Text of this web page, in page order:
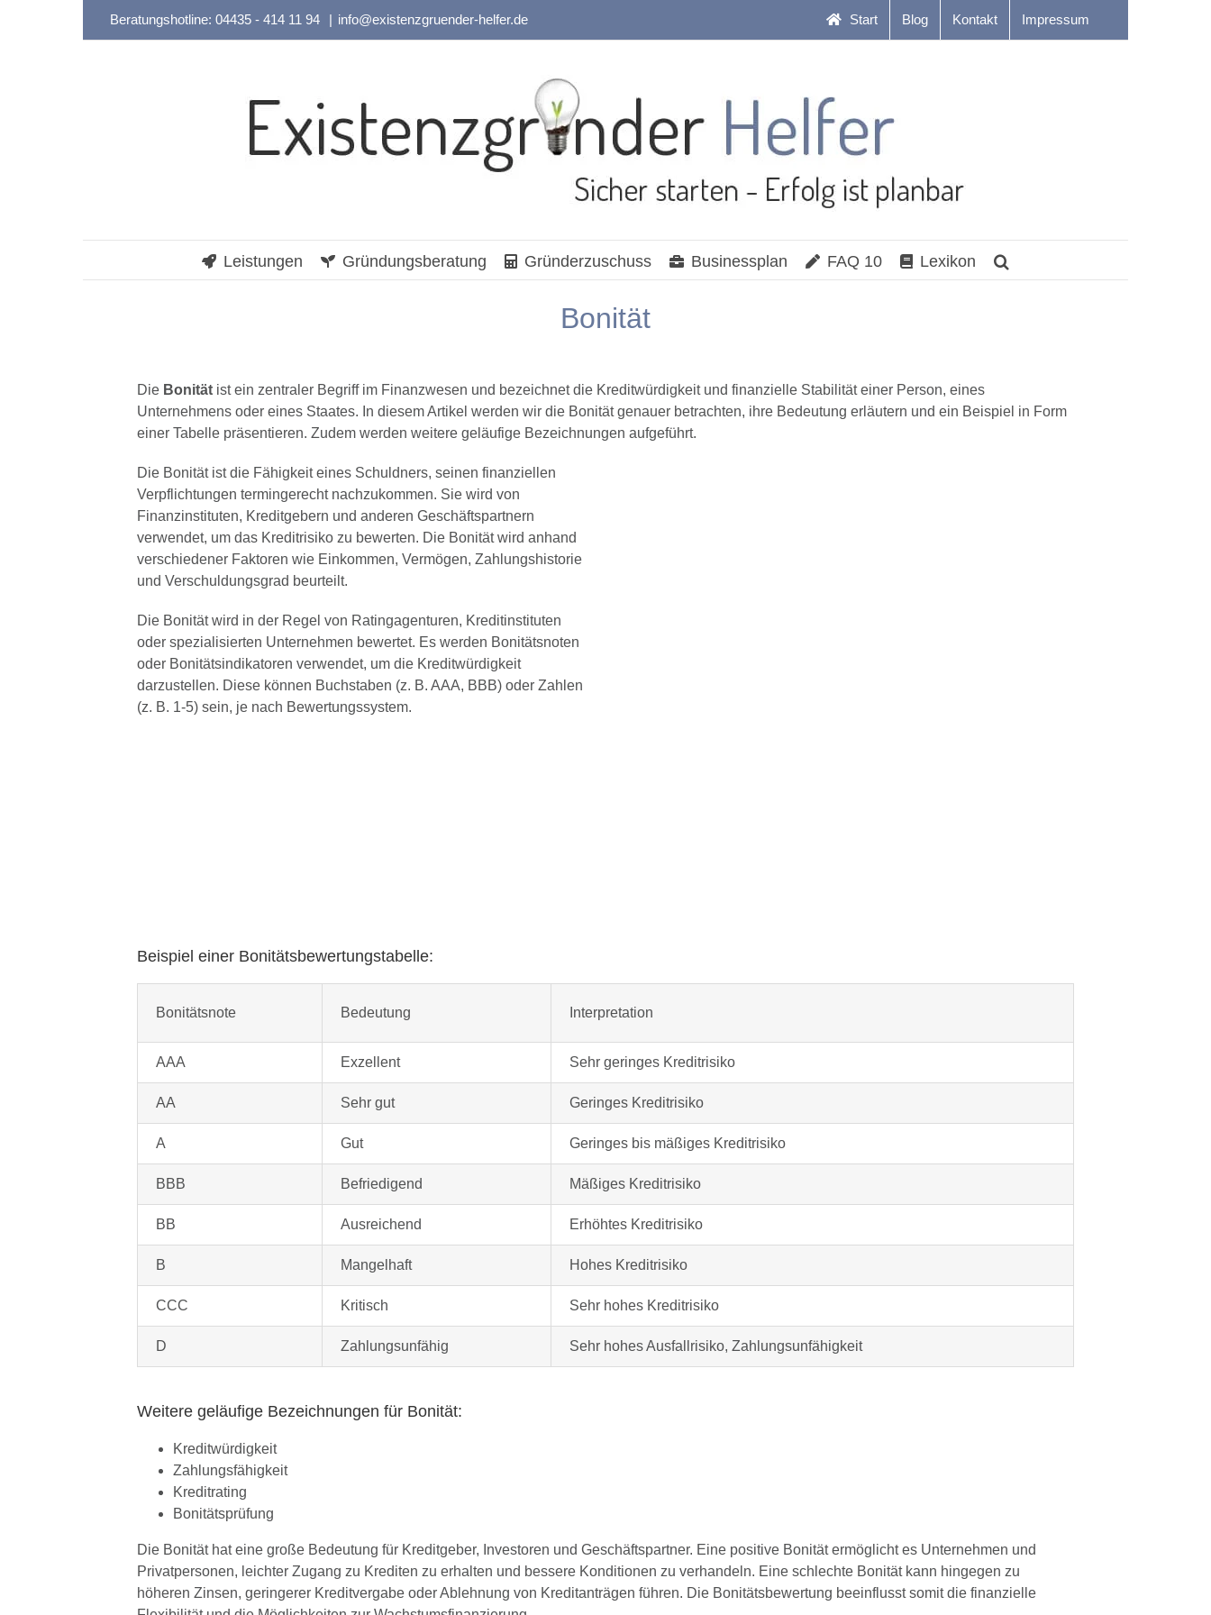
Beratungshotline: 04435 - 414 11 94 | info@existenzgruender-helfer.de Start Blog Kontakt Impressum
Leistungen Gründungsberatung Gründerzuschuss Businessplan FAQ 10 Lexikon
Bonität
Die Bonitätist ein zentraler Begriff im Finanzwesen und bezeichnet die Kreditwürdigkeit und finanzielle Stabilität einer Person, eines
Unternehmens oder eines Staates. In diesem Artikel werden wir die Bonität genauer betrachten, ihre Bedeutung erläutern und ein Beispiel in Form
einer Tabelle präsentieren. Zudem werden weitere geläufige Bezeichnungen aufgeführt.
Die Bonität ist die Fähigkeit eines Schuldners, seinen finanziellen
Verpflichtungen termingerecht nachzukommen. Sie wird von
Finanzinstituten, Kreditgebern und anderen Geschäftspartnern
verwendet, um das Kreditrisiko zu bewerten. Die Bonität wird anhand
verschiedener Faktoren wie Einkommen, Vermögen, Zahlungshistorie
und Verschuldungsgrad beurteilt.
Die Bonität wird in der Regel von Ratingagenturen, Kreditinstituten
oder spezialisierten Unternehmen bewertet. Es werden Bonitätsnoten
oder Bonitätsindikatoren verwendet, um die Kreditwürdigkeit
darzustellen. Diese können Buchstaben (z. B. AAA, BBB) oder Zahlen
(z. B. 1-5) sein, je nach Bewertungssystem.
Beispiel einer Bonitätsbewertungstabelle:
Bonitätsnote Bedeutung Interpretation
AAA Exzellent Sehr geringes Kreditrisiko
AA Sehr gut Geringes Kreditrisiko
A Gut Geringes bis mäßiges Kreditrisiko
BBB Befriedigend Mäßiges Kreditrisiko
BB Ausreichend Erhöhtes Kreditrisiko
B Mangelhaft Hohes Kreditrisiko
CCC Kritisch Sehr hohes Kreditrisiko
D Zahlungsunfähig Sehr hohes Ausfallrisiko, Zahlungsunfähigkeit
Weitere geläufige Bezeichnungen für Bonität:
Kreditwürdigkeit
Zahlungsfähigkeit
Kreditrating
Bonitätsprüfung
Die Bonität hat eine große Bedeutung für Kreditgeber, Investoren und Geschäftspartner. Eine positive Bonität ermöglicht es Unternehmen und
Privatpersonen, leichter Zugang zu Krediten zu erhalten und bessere Konditionen zu verhandeln. Eine schlechte Bonität kann hingegen zu
höheren Zinsen, geringerer Kreditvergabe oder Ablehnung von Kreditanträgen führen. Die Bonitätsbewertung beeinflusst somit die finanzielle